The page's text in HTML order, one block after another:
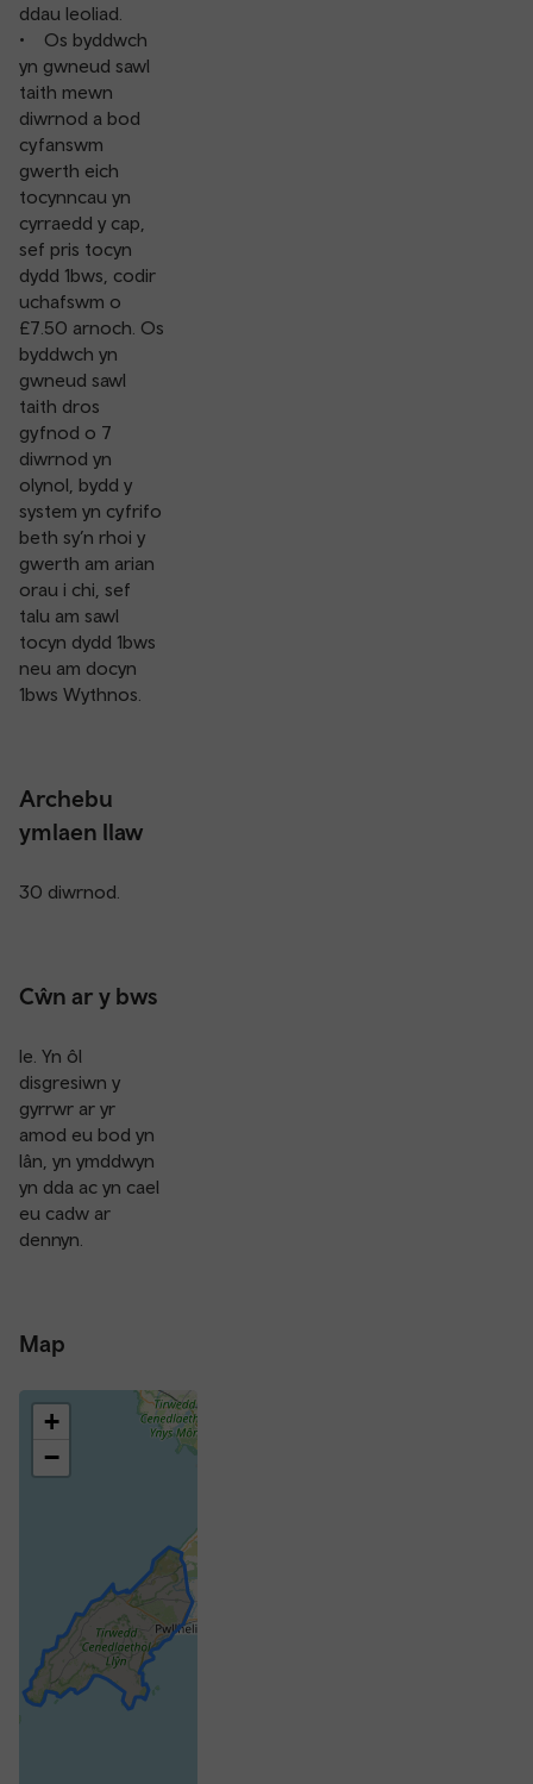
ddau leoliad.
• Os byddwch
yn gwneud sawl
taith mewn
diwrnod a bod
cyfanswm
gwerth eich
tocynncau yn
cyrraedd y cap,
sef pris tocyn
dydd 1bws, codir
uchafswm o
£7.50 arnoch. Os
byddwch yn
gwneud sawl
taith dros
gyfnod o 7
diwrnod yn
olynol, bydd y
system yn cyfrifo
beth sy’n rhoi y
gwerth am arian
orau i chi, sef
talu am sawl
tocyn dydd 1bws
neu am docyn
1bws Wythnos.
Archebu
ymlaen llaw
30 diwrnod.
Cŵn ar y bws
Ie. Yn ôl
disgresiwn y
gyrrwr ar yr
amod eu bod yn
lân, yn ymddwyn
yn dda ac yn cael
eu cadw ar
dennyn.
Map
+
−